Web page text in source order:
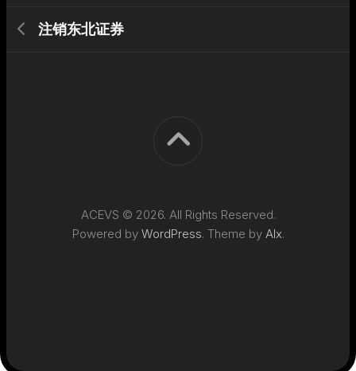
注销东北证券
ACEVS © 2026. All Rights Reserved.
Powered by WordPress. Theme by Alx.